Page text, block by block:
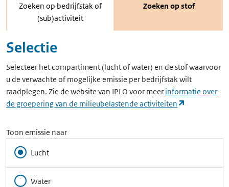
Zoeken op bedrijfstak of
(sub)activiteit
Zoeken op stof
Selectie
Selecteer het compartiment (lucht of water) en de stof waarvoor
u de verwachte of mogelijke emissie per bedrijfstak wilt
raadplegen. Zie de website van IPLO voor meer informatie over
de groepering van de milieubelastende activiteiten
Toon emissie naar
Lucht
Water